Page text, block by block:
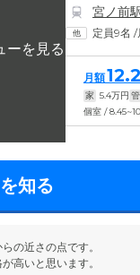
宮ノ前
定員9名 /
月額12.2
家 5.4万円 管
個室 /
知る
の近さの点です。
高いと思います。